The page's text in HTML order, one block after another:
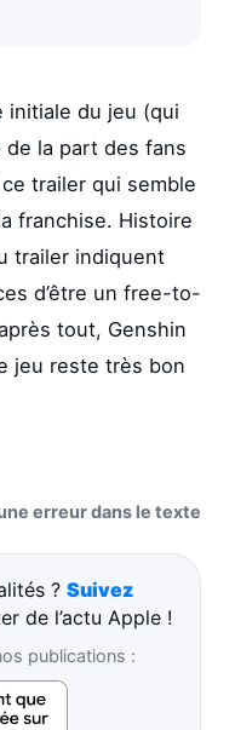
initiale du jeu (qui
la part des fans
trailer qui semble
franchise. Histoire
trailer indiquent
d’être un free-to-
tout, Genshin
jeu reste très bon
erreur dans le texte
? Suivez
de l’actu Apple !
publications :